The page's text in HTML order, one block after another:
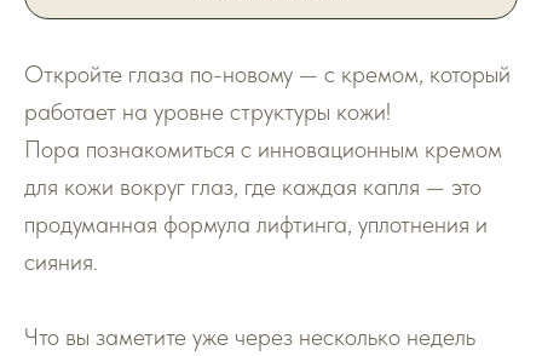
Откройте глаза по-новому — с кремом, который
работает на уровне структуры кожи!
Пора познакомиться с инновационным кремом
для кожи вокруг глаз, где каждая капля — это
продуманная формула лифтинга, уплотнения и
сияния.
Что вы заметите уже через несколько недель